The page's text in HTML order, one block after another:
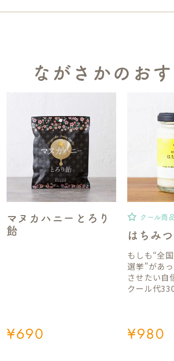
ながさかのお
マヌカハニーとろり
飴
¥690
はちみ
クール商
¥980
もしも“全
選挙”があ
させたい自
クール代